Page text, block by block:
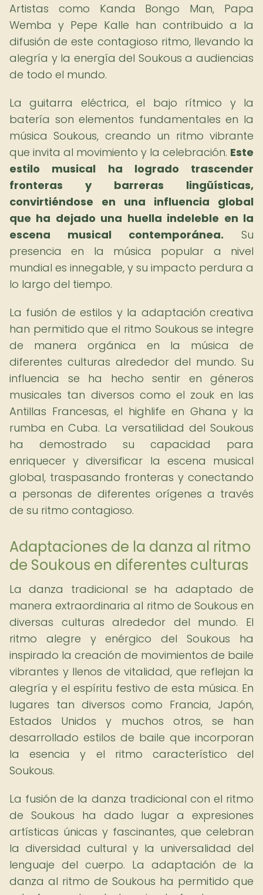
Artistas como Kanda Bongo Man, Papa
Wemba y Pepe Kalle han contribuido a la
difusión de este contagioso ritmo, llevando la
alegría y la energía del Soukous a audiencias
de todo el mundo.
La guitarra eléctrica, el bajo rítmico y la
batería son elementos fundamentales en la
música Soukous, creando un ritmo vibrante
que invita al movimiento y la celebración. Este
estilo musical ha logrado trascender
fronteras y barreras lingüísticas,
convirtiéndose en una influencia global
que ha dejado una huella indeleble en la
escena musical contemporánea. Su
presencia en la música popular a nivel
mundial es innegable, y su impacto perdura a
lo largo del tiempo.
La fusión de estilos y la adaptación creativa
han permitido que el ritmo Soukous se integre
de manera orgánica en la música de
diferentes culturas alrededor del mundo. Su
influencia se ha hecho sentir en géneros
musicales tan diversos como el zouk en las
Antillas Francesas, el highlife en Ghana y la
rumba en Cuba. La versatilidad del Soukous
ha demostrado su capacidad para
enriquecer y diversificar la escena musical
global, traspasando fronteras y conectando
a personas de diferentes orígenes a través
de su ritmo contagioso.
Adaptaciones de la danza al ritmo
de Soukous en diferentes culturas
La danza tradicional se ha adaptado de
manera extraordinaria al ritmo de Soukous en
diversas culturas alrededor del mundo. El
ritmo alegre y enérgico del Soukous ha
inspirado la creación de movimientos de baile
vibrantes y llenos de vitalidad, que reflejan la
alegría y el espíritu festivo de esta música. En
lugares tan diversos como Francia, Japón,
Estados Unidos y muchos otros, se han
desarrollado estilos de baile que incorporan
la esencia y el ritmo característico del
Soukous.
La fusión de la danza tradicional con el ritmo
de Soukous ha dado lugar a expresiones
artísticas únicas y fascinantes, que celebran
la diversidad cultural y la universalidad del
lenguaje del cuerpo. La adaptación de la
danza al ritmo de Soukous ha permitido que